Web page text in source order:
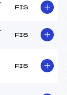
FIS
FIS
FIS